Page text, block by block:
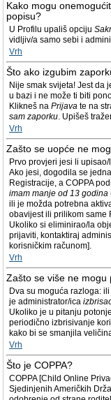
Kako mogu
popisu?
U Profilu upališ opciju
vidljiv/a samo sebi i
Vrh
Što ako izgubim
Nije smak svijeta! Jest da
u bazi i ne može ti biti
Klikneš na Prijava te na
sam zaporku. Upišeš
Vrh
Zašto se uopće ne
Prvo provjeri jesi li
Ako jesi, dogodila se
Registracije, a COPPA
imam manje od 13 godina
ili je možda potrebna
obavijest ili prilikom same
Ukoliko si eliminirao/la
prijaviti, kontaktiraj
korisničkim računom].
Vrh
Zašto se više ne mogu
Dva su moguća razloga:
je administrator/ica
Ukoliko je u pitanju
periodično izbrisivanje
kako bi se smanjila
Vrh
Što je COPPA?
COPPA [Child Online
Sjedinjenih Američkih